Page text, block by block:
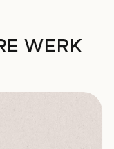
WERK